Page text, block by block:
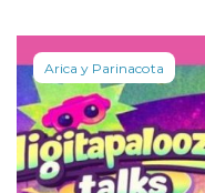
Arica y Parinacota